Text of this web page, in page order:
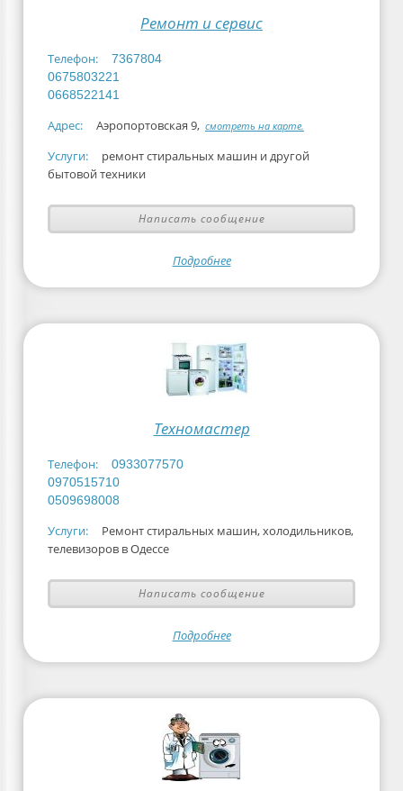
Ремонт и сервис
Телефон:
7367804
0675803221
0668522141
Адрес: Аэропортовская 9, смотреть на карте.
Услуги:
ремонт стиральных машин и другой
бытовой техники
Написать сообщение
Подробнее
Техномастер
Телефон:
0933077570
0970515710
0509698008
Услуги:
Ремонт стиральных машин, холодильников,
телевизоров в Одессе
Написать сообщение
Подробнее